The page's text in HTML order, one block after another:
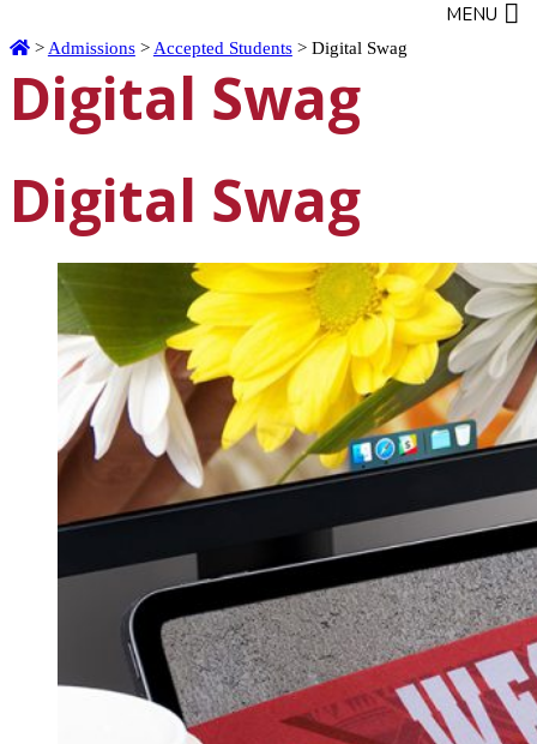
MENU
Home
> Admissions> Accepted Students> Digital Swag
Digital Swag
Digital Swag